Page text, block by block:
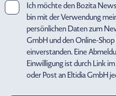
Ich möchte den Bozita
bin mit der Verwendung
persönlichen Daten zum
GmbH und den Online-
einverstanden. Eine
Einwilligung ist durch Link
oder Post an Eltidia GmbH